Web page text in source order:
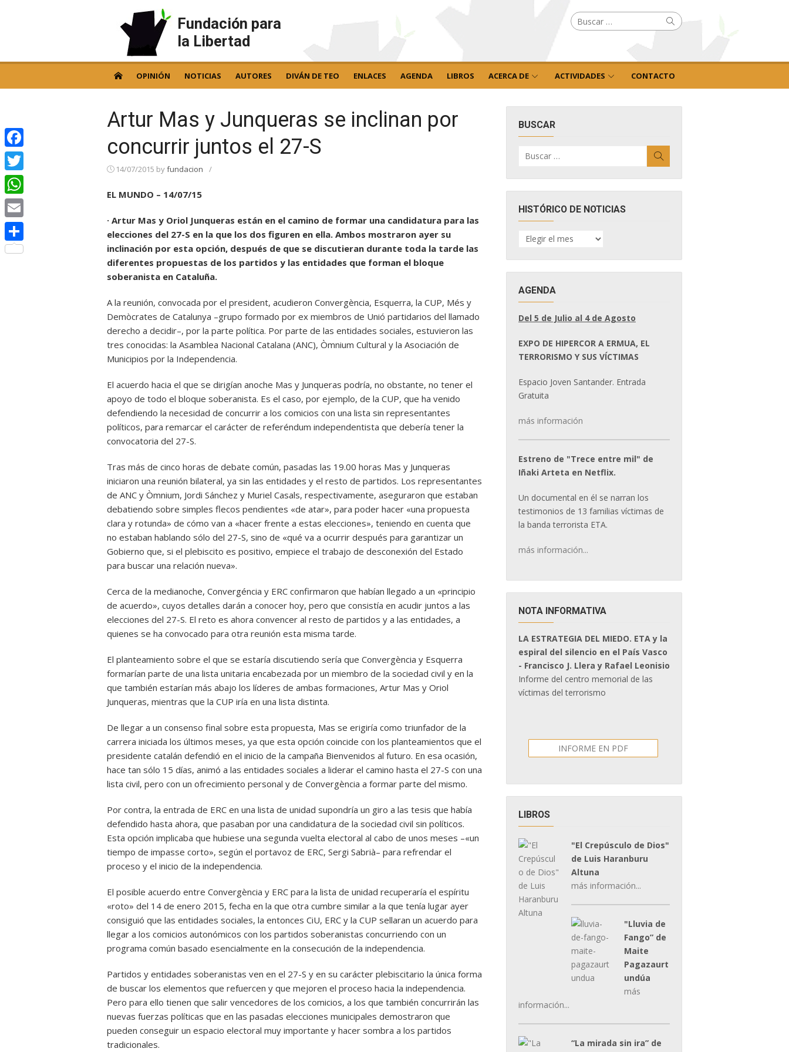
Fundación para
la Libertad
Buscar
por: Buscar
OPINIÓN NOTICIAS AUTORES DIVÁN DE TEO ENLACES AGENDA LIBROS ACERCA DE ACTIVIDADES CONTACTO
Artur Mas y Junqueras se inclinan por
concurrir juntos el 27-S
14/07/2015 byfundacion /
EL MUNDO – 14/07/15
· Artur Mas y Oriol Junqueras están en el camino de formar una candidatura para las
elecciones del 27-S en la que los dos figuren en ella. Ambos mostraron ayer su
inclinación por esta opción, después de que se discutieran durante toda la tarde las
diferentes propuestas de los partidos y las entidades que forman el bloque
soberanista en Cataluña.
A la reunión, convocada por el president, acudieron Convergència, Esquerra, la CUP, Més y
Demòcrates de Catalunya –grupo formado por ex miembros de Unió partidarios del llamado
derecho a decidir–, por la parte política. Por parte de las entidades sociales, estuvieron las
tres conocidas: la Asamblea Nacional Catalana (ANC), Òmnium Cultural y la Asociación de
Municipios por la Independencia.
El acuerdo hacia el que se dirigían anoche Mas y Junqueras podría, no obstante, no tener el
apoyo de todo el bloque soberanista. Es el caso, por ejemplo, de la CUP, que ha venido
defendiendo la necesidad de concurrir a los comicios con una lista sin representantes
políticos, para remarcar el carácter de referéndum independentista que debería tener la
convocatoria del 27-S.
Tras más de cinco horas de debate común, pasadas las 19.00 horas Mas y Junqueras
iniciaron una reunión bilateral, ya sin las entidades y el resto de partidos. Los representantes
de ANC y Òmnium, Jordi Sánchez y Muriel Casals, respectivamente, aseguraron que estaban
debatiendo sobre simples flecos pendientes «de atar», para poder hacer «una propuesta
clara y rotunda» de cómo van a «hacer frente a estas elecciones», teniendo en cuenta que
no estaban hablando sólo del 27-S, sino de «qué va a ocurrir después para garantizar un
Gobierno que, si el plebiscito es positivo, empiece el trabajo de desconexión del Estado
para buscar una relación nueva».
Cerca de la medianoche, Convergéncia y ERC confirmaron que habían llegado a un «principio
de acuerdo», cuyos detalles darán a conocer hoy, pero que consistía en acudir juntos a las
elecciones del 27-S. El reto es ahora convencer al resto de partidos y a las entidades, a
quienes se ha convocado para otra reunión esta misma tarde.
El planteamiento sobre el que se estaría discutiendo sería que Convergència y Esquerra
formarían parte de una lista unitaria encabezada por un miembro de la sociedad civil y en la
que también estarían más abajo los líderes de ambas formaciones, Artur Mas y Oriol
Junqueras, mientras que la CUP iría en una lista distinta.
De llegar a un consenso final sobre esta propuesta, Mas se erigiría como triunfador de la
carrera iniciada los últimos meses, ya que esta opción coincide con los planteamientos que el
presidente catalán defendió en el inicio de la campaña Bienvenidos al futuro. En esa ocasión,
hace tan sólo 15 días, animó a las entidades sociales a liderar el camino hasta el 27-S con una
lista civil, pero con un ofrecimiento personal y de Convergència a formar parte del mismo.
Por contra, la entrada de ERC en una lista de unidad supondría un giro a las tesis que había
defendido hasta ahora, que pasaban por una candidatura de la sociedad civil sin políticos.
Esta opción implicaba que hubiese una segunda vuelta electoral al cabo de unos meses –«un
tiempo de impasse corto», según el portavoz de ERC, Sergi Sabrià– para refrendar el
proceso y el inicio de la independencia.
El posible acuerdo entre Convergència y ERC para la lista de unidad recuperaría el espíritu
«roto» del 14 de enero 2015, fecha en la que otra cumbre similar a la que tenía lugar ayer
consiguió que las entidades sociales, la entonces CiU, ERC y la CUP sellaran un acuerdo para
llegar a los comicios autonómicos con los partidos soberanistas concurriendo con un
programa común basado esencialmente en la consecución de la independencia.
Partidos y entidades soberanistas ven en el 27-S y en su carácter plebiscitario la única forma
de buscar los elementos que refuercen y que mejoren el proceso hacia la independencia.
Pero para ello tienen que salir vencedores de los comicios, a los que también concurrirán las
nuevas fuerzas políticas que en las pasadas elecciones municipales demostraron que
pueden conseguir un espacio electoral muy importante y hacer sombra a los partidos
tradicionales.
BUSCAR
por:
HISTÓRICO DE NOTICIAS
HISTÓRICO
DE
AGENDA
Del 5 de Julio al 4 de Agosto
EXPO DE HIPERCOR A ERMUA, EL
TERRORISMO Y SUS VÍCTIMAS
Espacio Joven Santander. Entrada
Gratuita
más información
Estreno de "Trece entre mil" de
Iñaki Arteta en Netflix.
Un documental en él se narran los
testimonios de 13 familias víctimas de
la banda terrorista ETA.
más información...
NOTA INFORMATIVA
LA ESTRATEGIA DEL MIEDO. ETA y la
espiral del silencio en el País Vasco
- Francisco J. Llera y Rafael Leonisio
Informe del centro memorial de las
víctimas del terrorismo
INFORME EN PDF
LIBROS
"El Crepúsculo de Dios"
de Luis Haranburu
Altuna
más información...
"Lluvia de
Fango” de
Maite
Pagazaurt
undúa
más
información...
“La mirada sin ira” de
Facebook
Twitter
WhatsApp
Email
Compartir